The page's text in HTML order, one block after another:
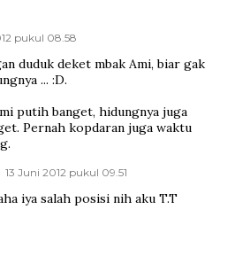
pukul 08.58
duduk deket mbak Ami, biar gak
... :D.
putih banget, hidungnya juga
Pernah kopdaran juga waktu
13 Juni 2012 pukul 09.51
iya salah posisi nih aku T.T